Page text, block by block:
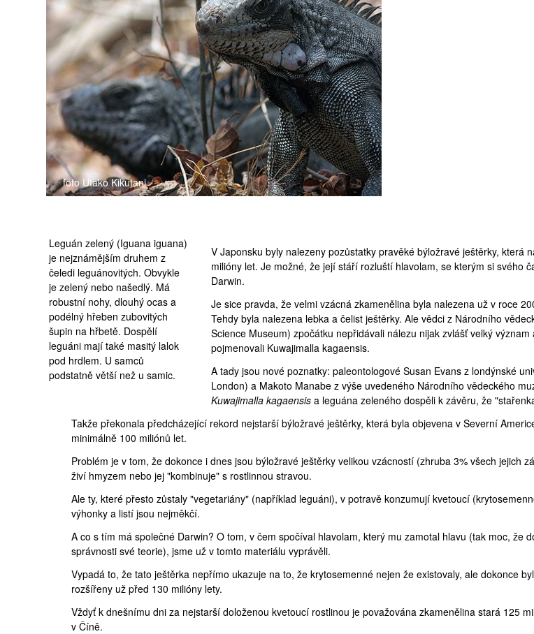
medicína
foto Utako Kikutani
Leguán zelený (Iguana iguana)
je nejznámějším druhem z
čeledi leguánovitých. Obvykle
je zelený nebo našedlý. Má
robustní nohy, dlouhý ocas a
podélný hřeben zubovitých
šupin na hřbetě. Dospělí
leguáni mají také masitý lalok
pod hrdlem. U samců
podstatně větší než u samic.
V Japonsku byly nalezeny pozůstatky pravěké býložravé ještěrky, která
milióny let. Je možné, že její stáří rozluští hlavolam, se kterým si svého
Darwin.
Je sice pravda, že velmi vzácná zkamenělina byla nalezena už v roce
Tehdy byla nalezena lebka a čelist ještěrky. Ale vědci z Národního
Science Museum) zpočátku nepřidávali nálezu nijak zvlášť velký
pojmenovali Kuwajimalla kagaensis.
A tady jsou nové poznatky: paleontologové Susan Evans z londýnské
London) a Makoto Manabe z výše uvedeného Národního vědeckého
Kuwajimalla kagaensis a leguána zeleného dospěli k závěru, že
Takže překonala předcházející rekord nejstarší býložravé ještěrky, která byla objevena v Severní
minimálně 100 miliónů let.
Problém je v tom, že dokonce i dnes jsou býložravé ještěrky velikou vzácností (zhruba 3% všech jejich
živí hmyzem nebo jej "kombinuje" s rostlinnou stravou.
Ale ty, které přesto zůstaly "vegetariány" (například leguáni), v potravě konzumují kvetoucí
výhonky a listí jsou nejměkčí.
A co s tím má společné Darwin? O tom, v čem spočíval hlavolam, který mu zamotal hlavu (tak moc, že
správnosti své teorie), jsme už v tomto materiálu vyprávěli.
Vypadá to, že tato ještěrka nepřímo ukazuje na to, že krytosemenné nejen že existovaly, ale dokonce
rozšířeny už před 130 milióny lety.
Vždyť k dnešnímu dni za nejstarší doloženou kvetoucí rostlinou je považována zkamenělina stará 125
v Číně.